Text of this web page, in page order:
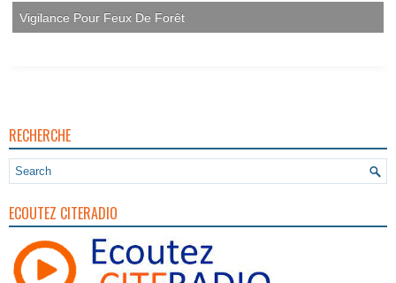
Vigilance Pour Feux De Forêt
RECHERCHE
ECOUTEZ CITERADIO